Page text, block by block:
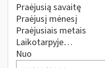
Praėjusią savaitę
Praėjusį mėnesį
Praėjusiais metais
Laikotarpyje…
Nuo